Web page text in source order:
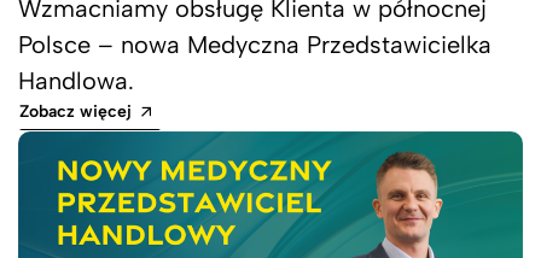
Wzmacniamy obsługę Klienta w północnej
Polsce – nowa Medyczna Przedstawicielka
Handlowa.
Zobacz więcej